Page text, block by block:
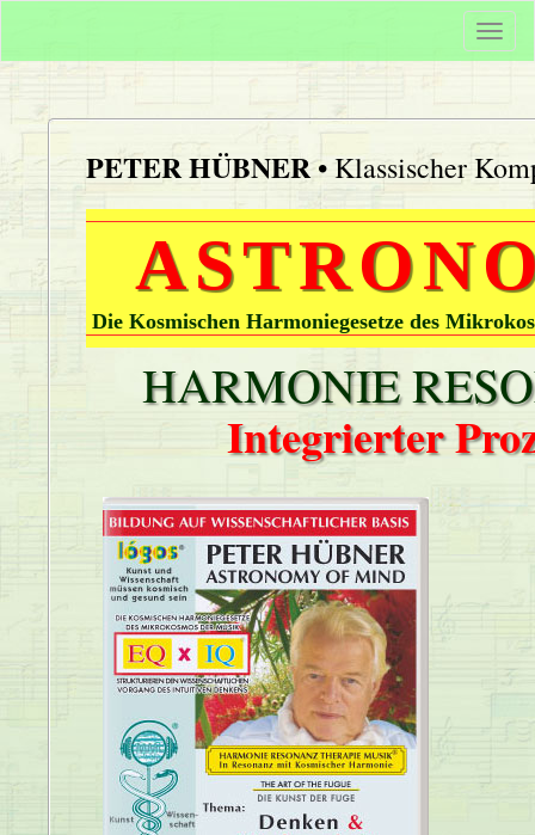
PETER HÜBNER• Klassischer
Die Kosmischen Harmoniegesetze des
HARMONIE
Integrierter